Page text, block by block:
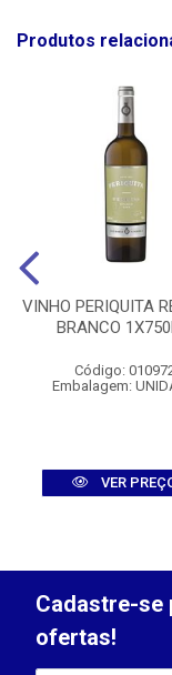
Produtos
VINHO PERIQUITA
BRANCO
Código:
Embalagem:
VER
Cadastre-se
ofertas!